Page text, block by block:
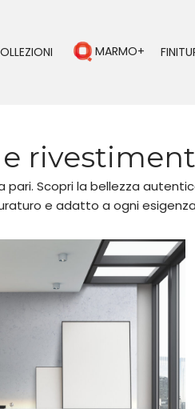
MARMO+
Scopri la bellezza
e adatto a ogni